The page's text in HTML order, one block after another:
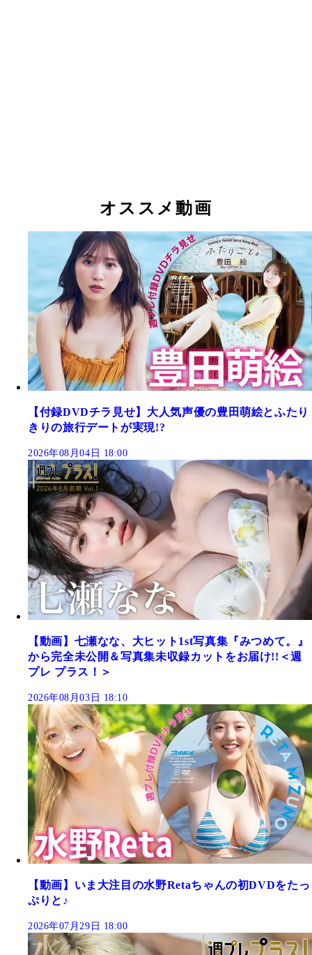
オススメ動画
【付録DVDチラ見せ】大人気声優の豊田萌絵とふたり
きりの旅行デートが実現!?
2026年08月04日 18:00
【動画】七瀬なな、大ヒット1st写真集『みつめて。』
から完全未公開＆写真集未収録カットをお届け!!＜週
プレ プラス！＞
2026年08月03日 18:10
【動画】いま大注目の水野Retaちゃんの初DVDをたっ
ぷりと♪
2026年07月29日 18:00